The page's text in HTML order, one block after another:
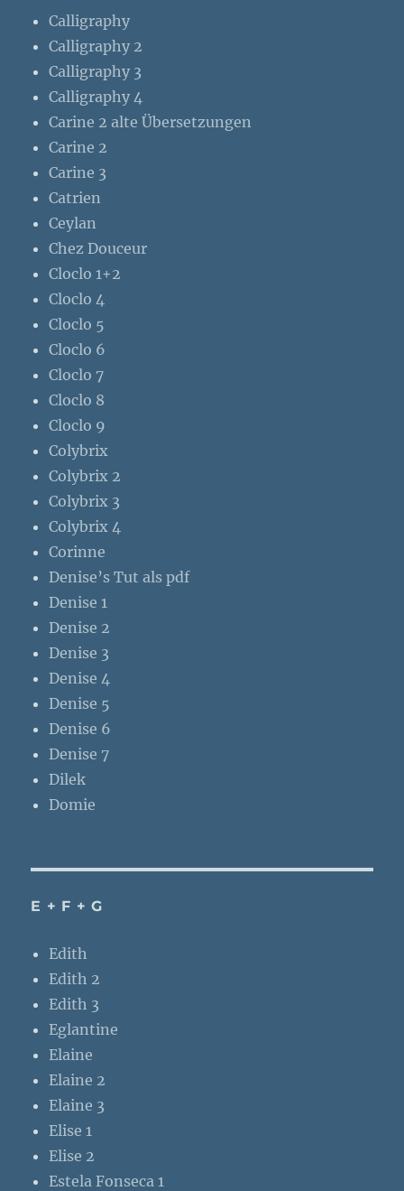
Calligraphy
Calligraphy 2
Calligraphy 3
Calligraphy 4
Carine 2 alte Übersetzungen
Carine 2
Carine 3
Catrien
Ceylan
Chez Douceur
Cloclo 1+2
Cloclo 4
Cloclo 5
Cloclo 6
Cloclo 7
Cloclo 8
Cloclo 9
Colybrix
Colybrix 2
Colybrix 3
Colybrix 4
Corinne
Denise’s Tut als pdf
Denise 1
Denise 2
Denise 3
Denise 4
Denise 5
Denise 6
Denise 7
Dilek
Domie
E + F + G
Edith
Edith 2
Edith 3
Eglantine
Elaine
Elaine 2
Elaine 3
Elise 1
Elise 2
Estela Fonseca 1